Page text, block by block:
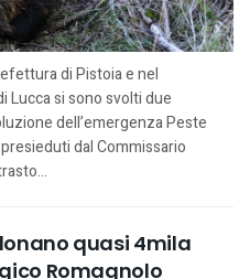
di Pistoia e nel
Lucca si sono svolti due
dell’emergenza Peste
dal Commissario
quasi 4mila
Romagnolo